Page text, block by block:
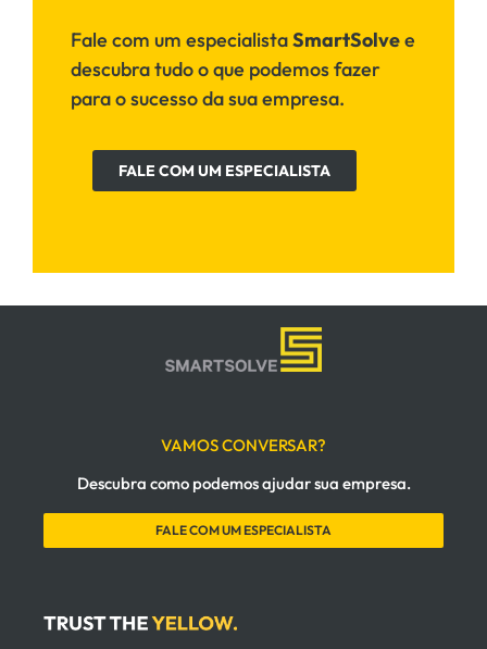
Fale com um especialistaSmartSolvee
descubra tudo o que podemos fazer
para o sucesso da sua empresa.
FALE COM UM ESPECIALISTA
VAMOS CONVERSAR?
Descubra como podemos ajudar sua empresa.
FALE COM UM ESPECIALISTA